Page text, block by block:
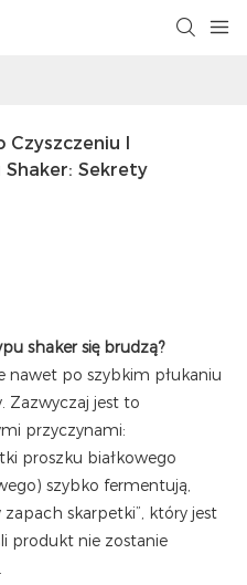
I
Shaker: Sekrety
shaker się brudzą?
​​nawet po szybkim płukaniu
Zazwyczaj jest to
przyczynami:
proszku białkowego
szybko fermentują,
skarpetki”, który jest
produkt nie zostanie